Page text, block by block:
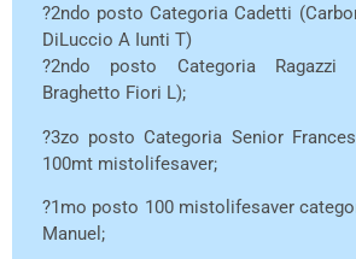
?2ndo posto Categoria Cadetti
DiLuccio A Iunti T)
?2ndo posto Categoria Ragazzi
Braghetto Fiori L);
?3zo posto Categoria Senior
100mt mistolifesaver;
?1mo posto 100 mistolifesaver
Manuel;